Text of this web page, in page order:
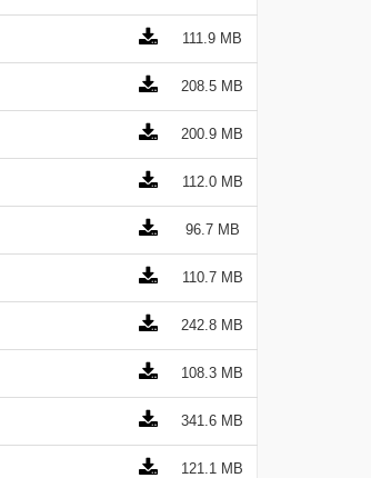
111.9 MB
208.5 MB
200.9 MB
112.0 MB
96.7 MB
110.7 MB
242.8 MB
108.3 MB
341.6 MB
121.1 MB